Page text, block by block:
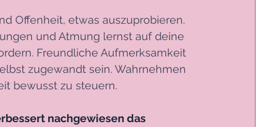
Offenheit, etwas auszuprobieren.
und Atmung lernst auf deine
Freundliche Aufmerksamkeit
zugewandt sein. Wahrnehmen
bewusst zu steuern.
nachgewiesen das